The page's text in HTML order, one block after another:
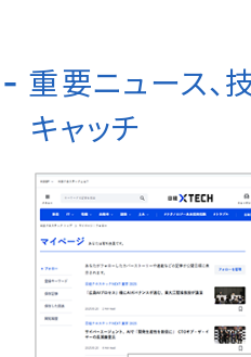
重要ニュース、
キャッチ